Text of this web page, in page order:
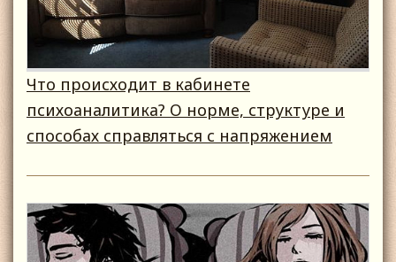
Что происходит в кабинете
психоаналитика? О норме, структуре и
способах справляться с напряжением